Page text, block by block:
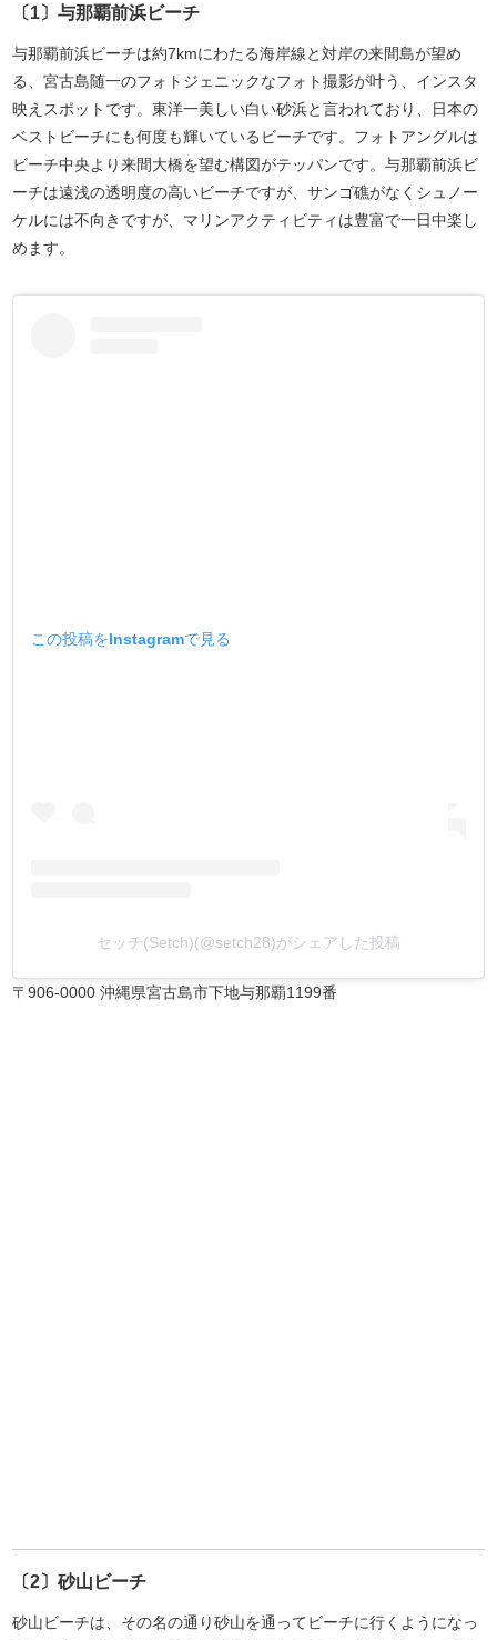
〔1〕与那覇前浜ビーチ
与那覇前浜ビーチは約7kmにわたる海岸線と対岸の来間島が望め
る、宮古島随一のフォトジェニックなフォト撮影が叶う、インスタ
映えスポットです。東洋一美しい白い砂浜と言われており、日本の
ベストビーチにも何度も輝いているビーチです。フォトアングルは
ビーチ中央より来間大橋を望む構図がテッパンです。与那覇前浜ビ
ーチは遠浅の透明度の高いビーチですが、サンゴ礁がなくシュノー
ケルには不向きですが、マリンアクティビティは豊富で一日中楽し
めます。
この投稿をInstagramで見る
セッチ(Setch)(@setch28)がシェアした投稿
〒906-0000 沖縄県宮古島市下地与那覇1199番
〔2〕砂山ビーチ
砂山ビーチは、その名の通り砂山を通ってビーチに行くようになっ